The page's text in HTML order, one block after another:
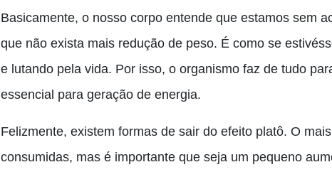
Basicamente, o nosso corpo entende que estamos sem
que não exista mais redução de peso. É como se
e lutando pela vida. Por isso, o organismo faz de tudo
essencial para geração de energia.
Felizmente, existem formas de sair do efeito platô. O
consumidas, mas é importante que seja um pequeno